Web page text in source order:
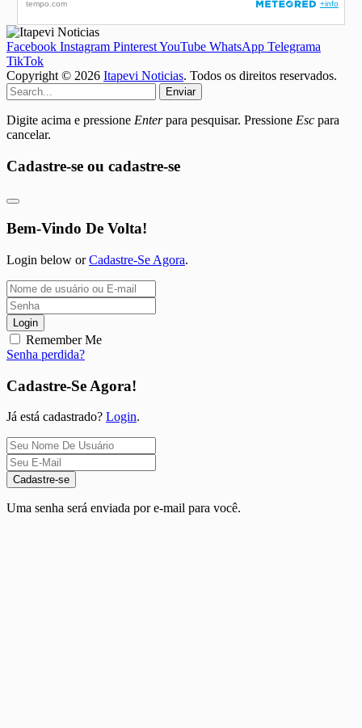
Facebook Instagram PinterestYouTube WhatsApp Telegrama
TikTok
Copyright © 2026 Itapevi Noticias. Todos os direitos reservados.
Enviar
Digite acima e pressione Enterpara pesquisar. Pressione Esc para
cancelar.
Cadastre-se ou cadastre-se
Bem-Vindo De Volta!
Login below orCadastre-Se Agora.
Login
Remember Me
Senha perdida?
Cadastre-Se Agora!
Já está cadastrado? Login.
Cadastre-se
Uma senha será enviada por e-mail para você.